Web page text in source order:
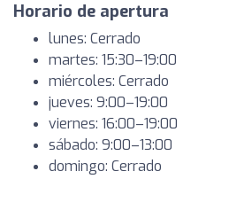
Horario de apertura
lunes: Cerrado
martes: 15:30–19:00
miércoles: Cerrado
jueves: 9:00–19:00
viernes: 16:00–19:00
sábado: 9:00–13:00
domingo: Cerrado